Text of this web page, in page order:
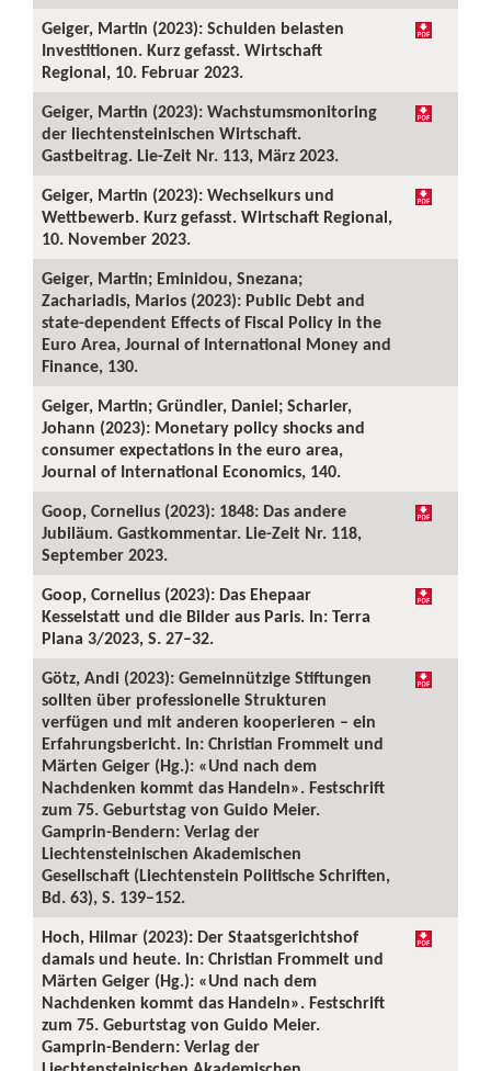
Geiger, Martin (2023): Schulden belasten
Investitionen. Kurz gefasst. Wirtschaft
Regional, 10. Februar 2023.
Geiger, Martin (2023): Wachstumsmonitoring
der liechtensteinischen Wirtschaft.
Gastbeitrag. Lie-Zeit Nr. 113, März 2023.
Geiger, Martin (2023): Wechselkurs und
Wettbewerb. Kurz gefasst. Wirtschaft Regional,
10. November 2023.
Geiger, Martin; Eminidou, Snezana;
Zachariadis, Marios (2023): Public Debt and
state-dependent Effects of Fiscal Policy in the
Euro Area, Journal of International Money and
Finance, 130.
Geiger, Martin; Gründler, Daniel; Scharler,
Johann (2023): Monetary policy shocks and
consumer expectations in the euro area,
Journal of International Economics, 140.
Goop, Cornelius (2023): 1848: Das andere
Jubiläum. Gastkommentar. Lie-Zeit Nr. 118,
September 2023.
Goop, Cornelius (2023): Das Ehepaar
Kesselstatt und die Bilder aus Paris. In: Terra
Plana 3/2023, S. 27–32.
Götz, Andi (2023): Gemeinnützige Stiftungen
sollten über professionelle Strukturen
verfügen und mit anderen kooperieren – ein
Erfahrungsbericht. In: Christian Frommelt und
Märten Geiger (Hg.): «Und nach dem
Nachdenken kommt das Handeln». Festschrift
zum 75. Geburtstag von Guido Meier.
Gamprin-Bendern: Verlag der
Liechtensteinischen Akademischen
Gesellschaft (Liechtenstein Politische Schriften,
Bd. 63), S. 139–152.
Hoch, Hilmar (2023): Der Staatsgerichtshof
damals und heute. In: Christian Frommelt und
Märten Geiger (Hg.): «Und nach dem
Nachdenken kommt das Handeln». Festschrift
zum 75. Geburtstag von Guido Meier.
Gamprin-Bendern: Verlag der